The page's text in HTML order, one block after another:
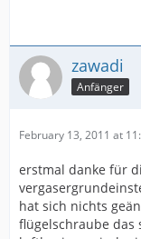
zawadi
Anfänger
February 13, 2011 at
erstmal danke für
hat sich nichts
flügelschraube das